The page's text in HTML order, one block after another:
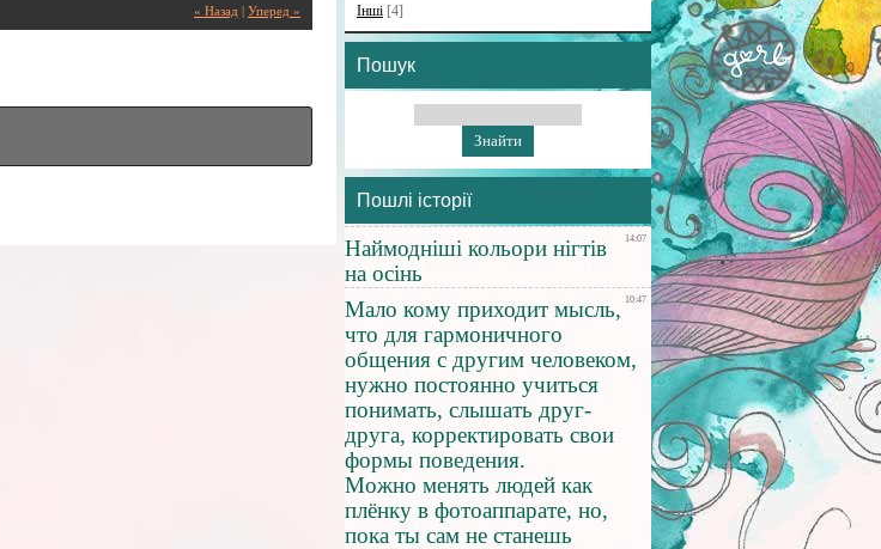
« Назад Уперед » Інші [4]
Пошук
Пошлі історії